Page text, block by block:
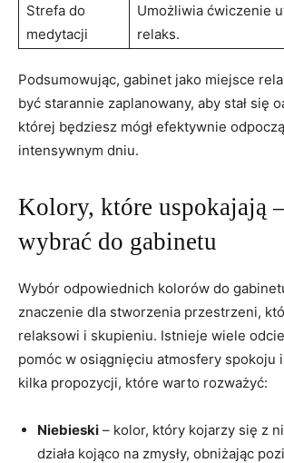
Strefa do
medytacji
Umożliwia ćwiczenie
relaks.
Podsumowując, gabinet jako miejsce
być starannie zaplanowany, aby stał się
której będziesz mógł efektywnie
intensywnym dniu.
Kolory, które uspokajają
wybrać do gabinetu
Wybór odpowiednich kolorów do
znaczenie dla stworzenia przestrzeni,
relaksowi i skupieniu. Istnieje wiele
pomóc w osiągnięciu atmosfery spokoju
kilka propozycji, które warto rozważyć:
Niebieski – kolor, który kojarzy się z
działa kojąco na zmysły, obniżając